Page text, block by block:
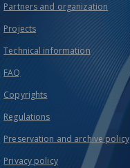
Partners and organization
Projects
Technical information
FAQ
Copyrights
Regulations
Preservation and archive policy
Privacy policy